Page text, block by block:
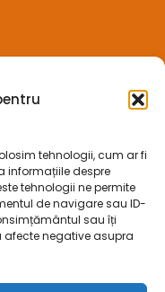
tehnologii, cum ar fi
informațiile despre
tehnologii ne permite
de navigare sau ID-
sau îți
negative asupra
personal